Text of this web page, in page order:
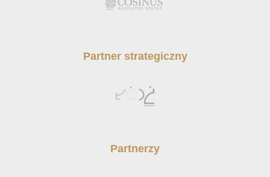
Partner strategiczny
Partnerzy